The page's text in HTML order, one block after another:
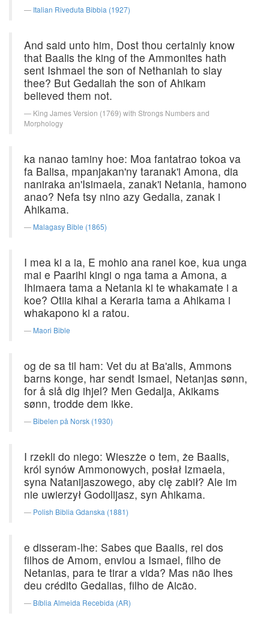
Italian Riveduta Bibbia (1927)
And said unto him, Dost thou certainly know
that Baalis the king of the Ammonites hath
sent Ishmael the son of Nethaniah to slay
thee? But Gedaliah the son of Ahikam
believed them not.
King James Version (1769) with Strongs Numbers and
Morphology
ka nanao taminy hoe: Moa fantatrao tokoa va
fa Balisa, mpanjakan'ny taranak'i Amona, dia
naniraka an'Isimaela, zanak'i Netania, hamono
anao? Nefa tsy nino azy Gedalia, zanak i
Ahikama.
Malagasy Bible (1865)
I mea ki a ia, E mohio ana ranei koe, kua unga
mai e Paarihi kingi o nga tama a Amona, a
Ihimaera tama a Netania ki te whakamate i a
koe? Otiia kihai a Keraria tama a Ahikama i
whakapono ki a ratou.
Maori Bible
og de sa til ham: Vet du at Ba'alis, Ammons
barns konge, har sendt Ismael, Netanjas sønn,
for å slå dig ihjel? Men Gedalja, Akikams
sønn, trodde dem ikke.
Bibelen på Norsk (1930)
I rzekli do niego: Wieszże o tem, że Baalis,
król synów Ammonowych, posłał Izmaela,
syna Natanijaszowego, aby cię zabił? Ale im
nie uwierzył Godolijasz, syn Ahikama.
Polish Biblia Gdanska (1881)
e disseram-lhe: Sabes que Baalis, rei dos
filhos de Amom, enviou a Ismael, filho de
Netanias, para te tirar a vida? Mas não lhes
deu crédito Gedalias, filho de Aicão.
Bíblia Almeida Recebida (AR)